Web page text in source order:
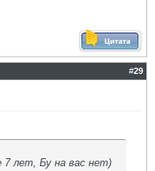
#29
7 лет, Бу на вас нет)